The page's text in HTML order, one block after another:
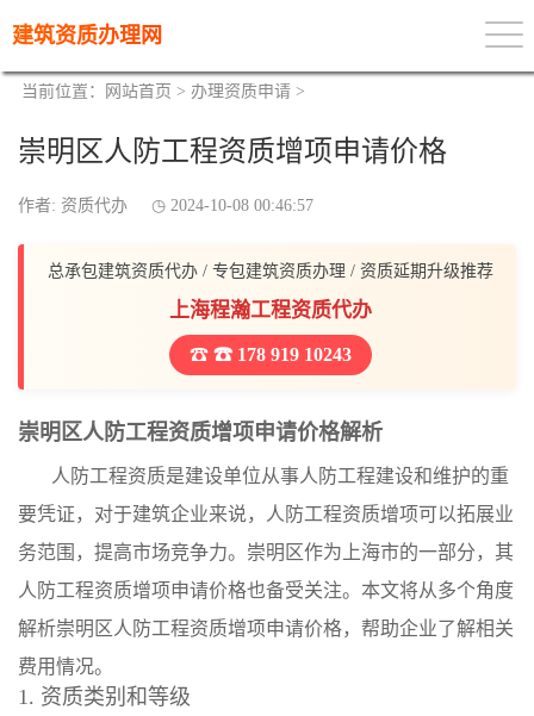
建筑资质办理网
当前位置： 网站首页 > 办理资质申请 >
崇明区人防工程资质增项申请价格
作者: 资质代办 2024-10-08 00:46:57
总承包建筑资质代办 / 专包建筑资质办理 / 资质延期升级推荐
上海程瀚工程资质代办
☎ 178 919 10243
崇明区人防工程资质增项申请价格解析
人防工程资质是建设单位从事人防工程建设和维护的重
要凭证，对于建筑企业来说，人防工程资质增项可以拓展业
务范围，提高市场竞争力。崇明区作为上海市的一部分，其
人防工程资质增项申请价格也备受关注。本文将从多个角度
解析崇明区人防工程资质增项申请价格，帮助企业了解相关
费用情况。
1. 资质类别和等级